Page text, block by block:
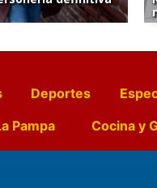
Deportes
Pampa Cocina y